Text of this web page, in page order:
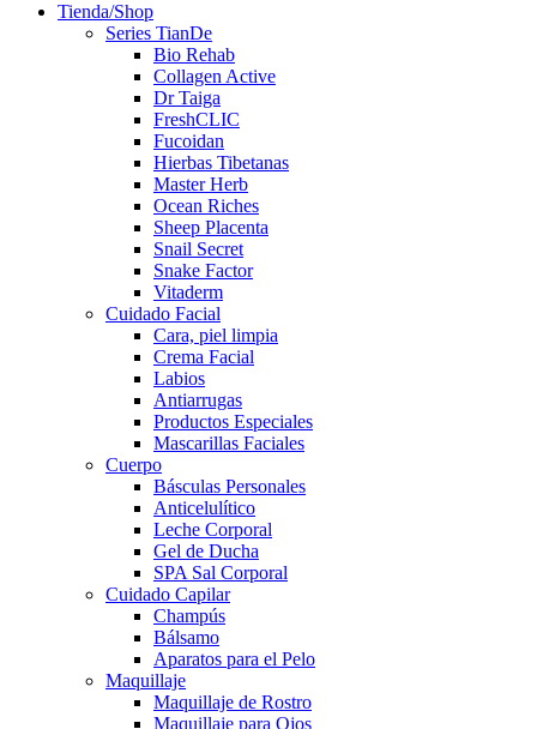
Tienda/Shop
Series TianDe
Bio Rehab
Collagen Active
Dr Taiga
FreshCLIC
Fucoidan
Hierbas Tibetanas
Master Herb
Ocean Riches
Sheep Placenta
Snail Secret
Snake Factor
Vitaderm
Cuidado Facial
Cara, piel limpia
Crema Facial
Labios
Antiarrugas
Productos Especiales
Mascarillas Faciales
Cuerpo
Básculas Personales
Anticelulítico
Leche Corporal
Gel de Ducha
SPA Sal Corporal
Cuidado Capilar
Champús
Bálsamo
Aparatos para el Pelo
Maquillaje
Maquillaje de Rostro
Maquillaje para Ojos